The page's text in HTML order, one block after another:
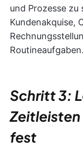
und Prozesse zu
Kundenakquise,
Routineaufgaben.
Schritt 3:
fest